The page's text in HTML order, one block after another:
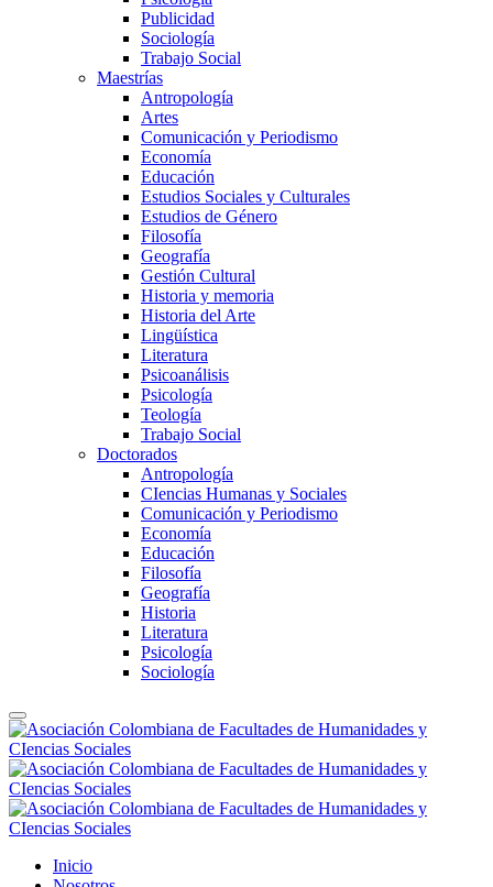
Publicidad
Sociología
Trabajo Social
Maestrías
Antropología
Artes
Comunicación y Periodismo
Economía
Educación
Estudios Sociales y Culturales
Estudios de Género
Filosofía
Geografía
Gestión Cultural
Historia y memoria
Historia del Arte
Lingüística
Literatura
Psicoanálisis
Psicología
Teología
Trabajo Social
Doctorados
Antropología
CIencias Humanas y Sociales
Comunicación y Periodismo
Economía
Educación
Filosofía
Geografía
Historia
Literatura
Psicología
Sociología
Inicio